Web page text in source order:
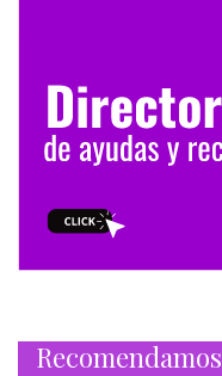
Recomendamos